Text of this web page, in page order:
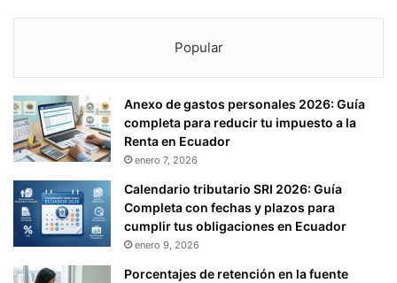
Popular
Anexo de gastos personales 2026: Guía
completa para reducir tu impuesto a la
Renta en Ecuador
enero 7, 2026
Calendario tributario SRI 2026: Guía
Completa con fechas y plazos para
cumplir tus obligaciones en Ecuador
enero 9, 2026
Porcentajes de retención en la fuente